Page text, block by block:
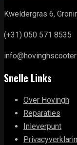
Kweldergras 6,
(+31) 050 571 8535
Snelle Links
Over Hovingh
Reparaties
Inleverpunt